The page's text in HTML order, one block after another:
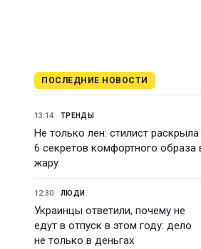
ПОСЛЕДНИЕ НОВОСТИ
13:14 ТРЕНДЫ
Не только лен: стилист раскрыла
6 секретов комфортного образа
жару
12:30 ЛЮДИ
Украинцы ответили, почему не
едут в отпуск в этом году: дело
не только в деньгах